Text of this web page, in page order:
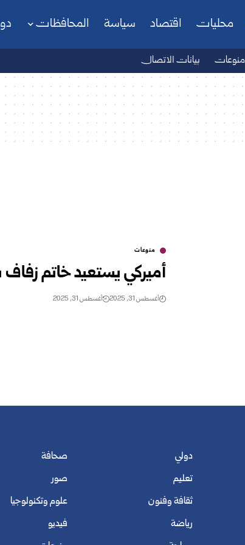
محليات اقتصاد سياسة المحافظات
منوعات بيانات الاتصال
منوعات
أميركي يستعيد خاتم
أغسطس 31, 2025 أغسطس 31, 2025
دولي
تعليم
ثقافة وفنون
رياضة
صحافة
صور
علوم وتكنولوجيا
فيديو